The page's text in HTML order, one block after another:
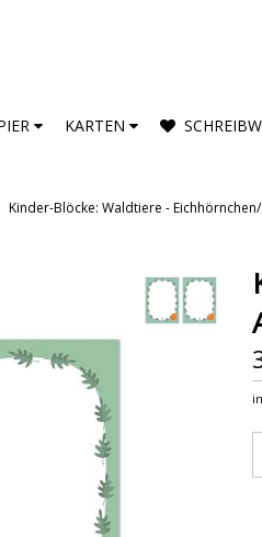
KARTEN
Kinder-Blöcke: Waldtiere -